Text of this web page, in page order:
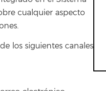
cualquier aspecto
los siguientes canales